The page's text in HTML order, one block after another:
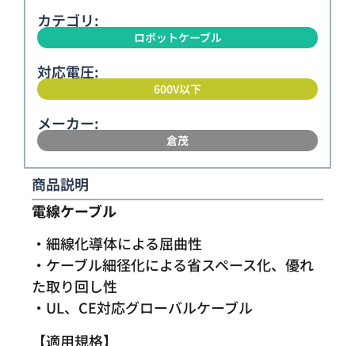
カテゴリ:
ロボットケーブル
対応電圧:
600V以下
メーカー:
倉茂
商品説明
電線ケーブル
・細線化導体による屈曲性
・ケーブル細径化による省スペース化、優れ
た取り回し性
・UL、CE対応グローバルケーブル
【適用規格】